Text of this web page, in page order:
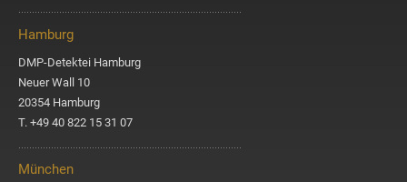
Hamburg
DMP-Detektei Hamburg
Neuer Wall 10
20354 Hamburg
T. +49 40 822 15 31 07
München